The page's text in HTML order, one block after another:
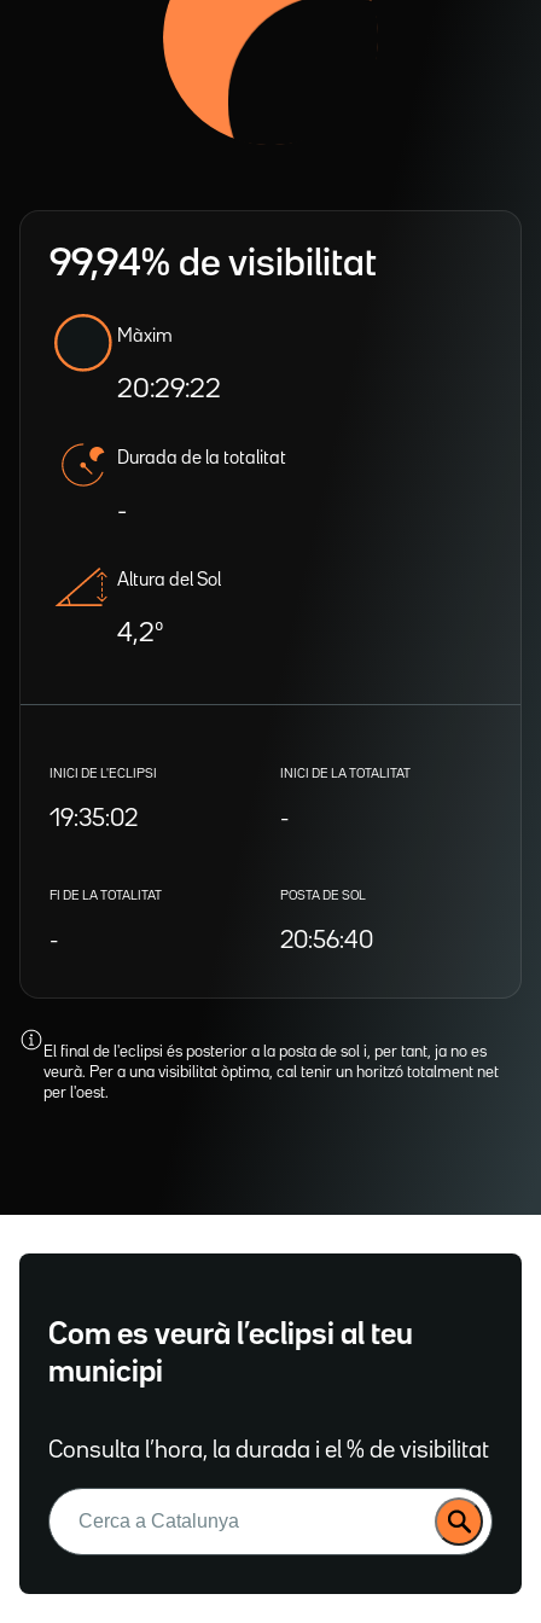
99,94% de visibilitat
Màxim
20:29:22
Durada de la totalitat
-
Altura del Sol
4,2º
INICI DE L'ECLIPSI
19:35:02
INICI DE LA TOTALITAT
-
FI DE LA TOTALITAT
-
POSTA DE SOL
20:56:40
El final de l'eclipsi és posterior a la posta de sol i, per tant, ja no es
veurà. Per a una visibilitat òptima, cal tenir un horitzó totalment net
per l'oest.
Com es veurà l’eclipsi al teu
municipi
Consulta l’hora, la durada i el % de visibilitat
Buscar: